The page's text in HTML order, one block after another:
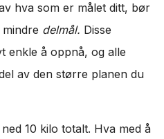
hva som er målet ditt, bør
delmål. Disse
enkle å oppnå, og alle
av den større planen du
10 kilo totalt. Hva med å